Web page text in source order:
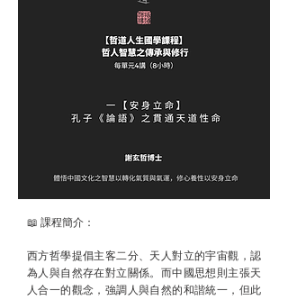
📖 課程簡介：
西方哲學提倡主客二分、天人對立的宇宙觀，認
為人與自然存在對立關係。而中國思想則主張天
人合一的觀念，強調人與自然的和諧統一，但此